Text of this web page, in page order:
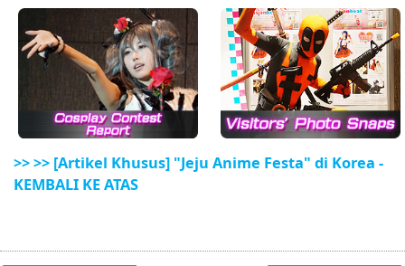
>> >> [Artikel Khusus] "Jeju Anime Festa" di Korea -
KEMBALI KE ATAS